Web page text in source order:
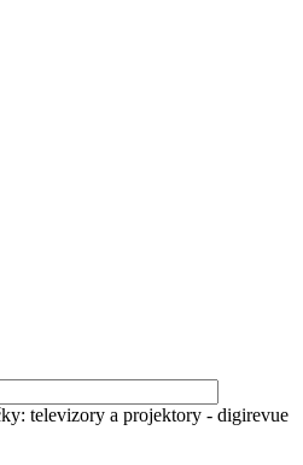
televizory a projektory - digirevue